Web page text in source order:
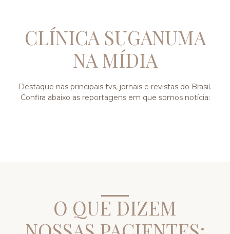
CLÍNICA SUGANUMA
NA MÍDIA
Destaque nas principais tvs, jornais e revistas do Brasil.
Confira abaixo as reportagens em que somos notícia:
O QUE DIZEM